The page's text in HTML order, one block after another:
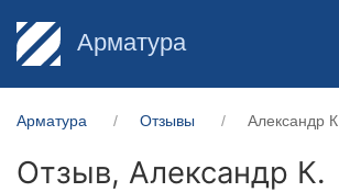
Арматура
Арматура Отзывы Александр К.
Отзыв, Александр К.